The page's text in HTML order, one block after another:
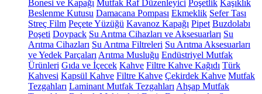
Bonesi ve Kapağı Mutfak Raf Düzenleyici Poşetlik Kaşıklık
Beslenme Kutusu Damacana Pompası Ekmeklik Sefer Tası
Streç Film Peçete Yüzüğü Kavanoz Kapağı Pipet Buzdolabı
Poşeti Doypack Su Arıtma Cihazları ve Aksesuarları Su
Arıtma Cihazları Su Arıtma Filtreleri Su Arıtma Aksesuarları
ve Yedek Parçaları Arıtma Musluğu Endüstriyel Mutfak
Ürünleri Gıda ve İçecek Kahve Filtre Kahve Kağıdı Türk
Kahvesi Kapsül Kahve Filtre Kahve Çekirdek Kahve Mutfak
Tezgahları Laminant Mutfak Tezgahları Ahşap Mutfak